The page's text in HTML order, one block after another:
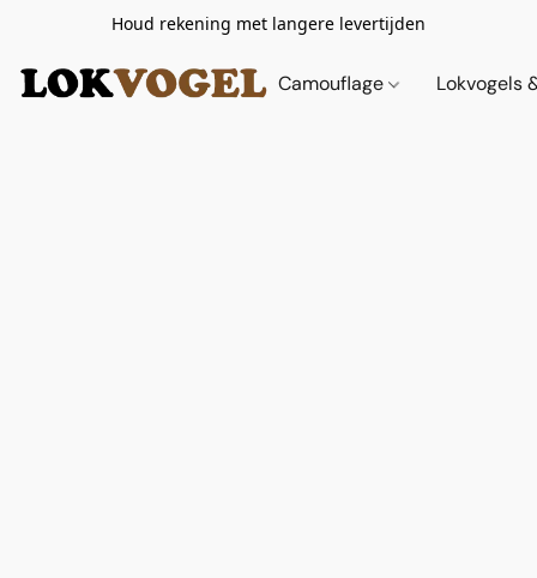
Houd rekening met langere levertijden
Camouflage Lokvogels